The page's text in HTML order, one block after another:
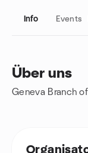
Info Events
Über uns
Geneva Branch